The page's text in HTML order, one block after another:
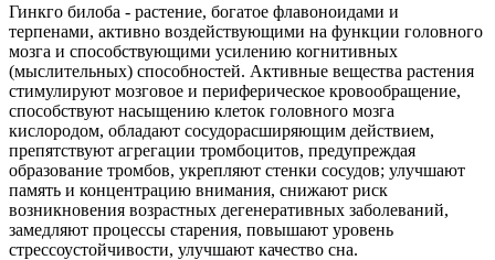
Гинкго билоба - растение, богатое флавоноидами и
терпенами, активно воздействующими на функции головного
мозга и способствующими усилению когнитивных
(мыслительных) способностей. Активные вещества растения
стимулируют мозговое и периферическое кровообращение,
способствуют насыщению клеток головного мозга
кислородом, обладают сосудорасширяющим действием,
препятствуют агрегации тромбоцитов, предупреждая
образование тромбов, укрепляют стенки сосудов; улучшают
память и концентрацию внимания, снижают риск
возникновения возрастных дегенеративных заболеваний,
замедляют процессы старения, повышают уровень
стрессоустойчивости, улучшают качество сна.